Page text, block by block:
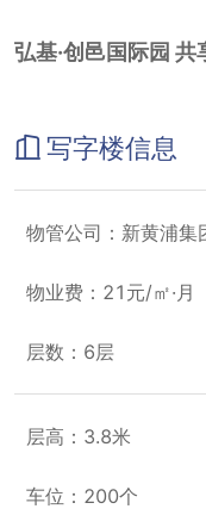
同时，依托中山公园商圈
统花园洋房区域发展特性
整个创意园区共有9栋各
插现代设计元素，LOFT
部氛围通透宽敞，给予使
风情与人文气度，让在
创意办公类、服装展示
邑国际园的租金将在6元
弘基·创邑国际园1号楼-
3号楼的总高为4层。
弘基·创邑国际园4号楼
米，总高为2层。
梯，总高为6层。
弘基·创邑国际园 共
写字楼信息
物管公司：新黄浦集
物业费：21元/㎡·月
层数：6层
层高：3.8米
车位：200个